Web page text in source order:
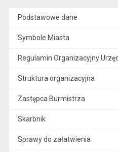
Podstawowe dane
Symbole Miasta
Regulamin Organizacyjny
Struktura organizacyjna
Zastępca Burmistrza
Skarbnik
Sprawy do załatwienia